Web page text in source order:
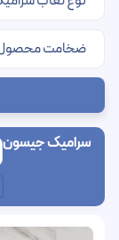
سرامیک جیسون